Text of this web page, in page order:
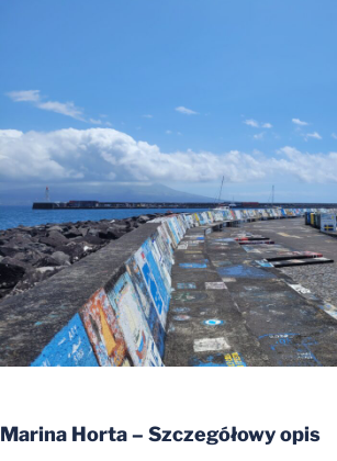
Marina Horta – Szczegółowy opis